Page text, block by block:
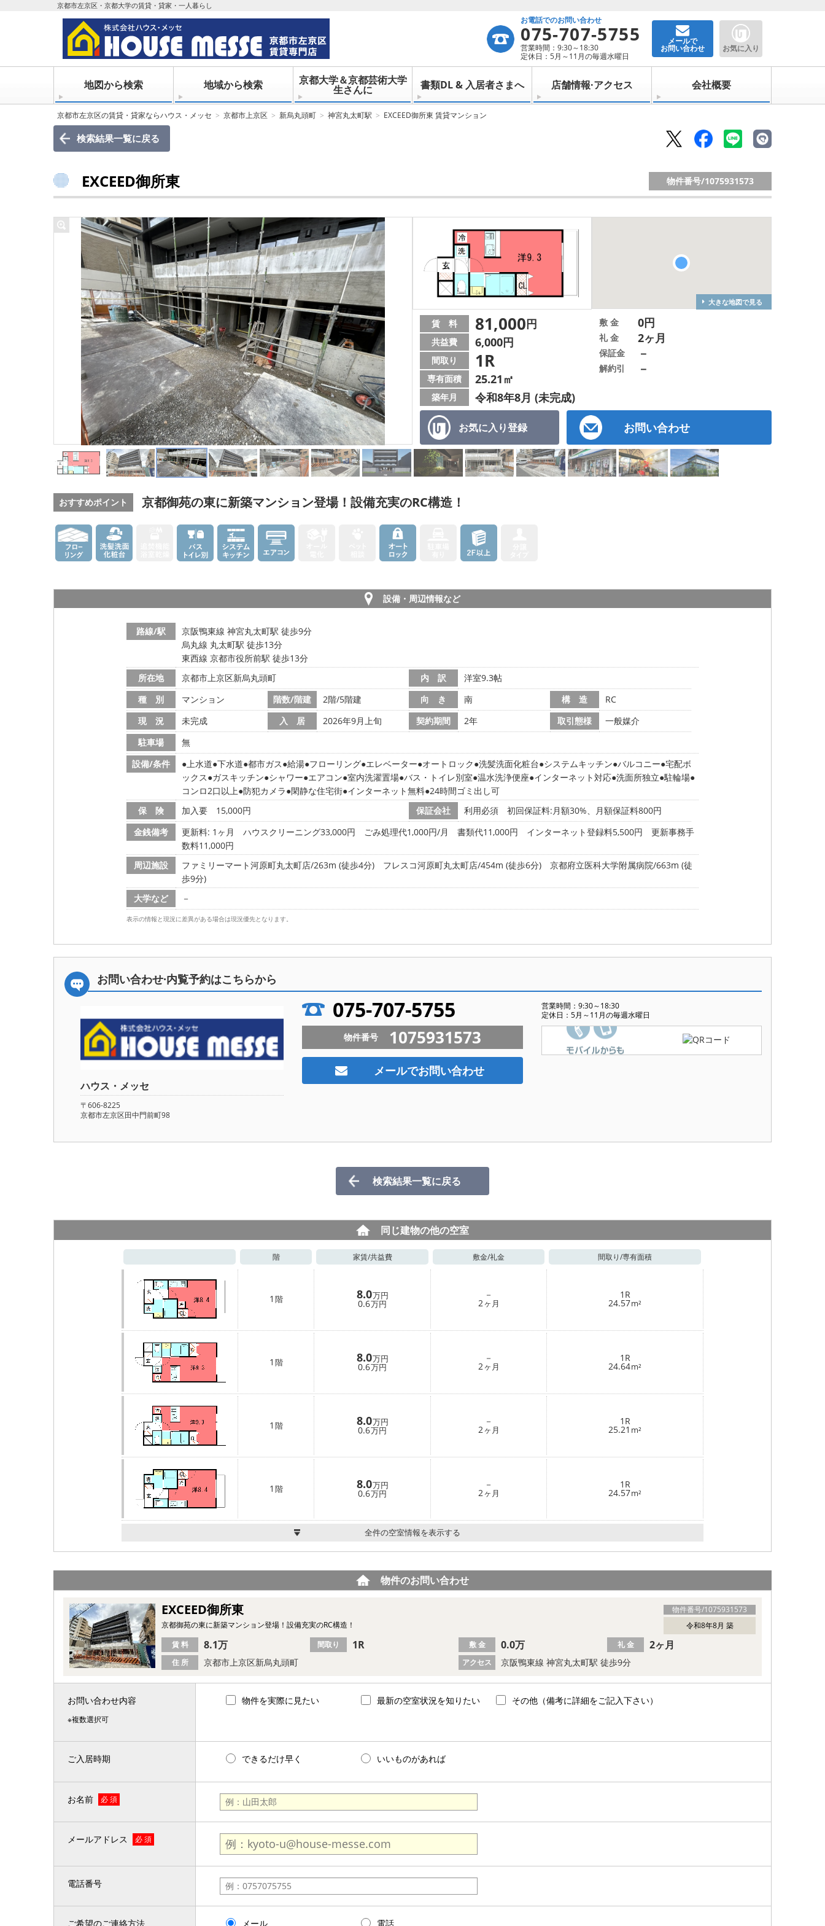
京都市左京区・京都大学の賃貸・貸家・一人暮らし
お電話でのお問い合わせ
075-707-5755
営業時間：9:30～18:30
定休日：5月～11月の毎週水曜日
メールで
お問い合わせ お気に入り
地図から検索 地域から検索 京都大学＆京都芸術大学
生さんに 書類DL & 入居者さまへ 店舗情報·アクセス 会社概要
京都市左京区の賃貸・貸家ならハウス・メッセ 京都市上京区 新烏丸頭町 神宮丸太町駅 EXCEED御所東 賃貸マンション
検索結果一覧に戻る
EXCEED御所東 物件番号/1075931573
大きな地図で見る
お気に入り登録 お問い合わせ
賃 料 81,000円
共益費 6,000円
間取り 1R
専有面積 25.21㎡
築年月 令和8年8月 (未完成)
敷 金 0円
礼 金 2ヶ月
保証金 －
解約引 －
おすすめポイント 京都御苑の東に新築マンション登場！設備充実のRC構造！
設備・周辺情報など
路線/駅
京阪鴨東線 神宮丸太町駅 徒歩9分
烏丸線 丸太町駅 徒歩13分
東西線 京都市役所前駅 徒歩13分
所在地
京都市上京区新烏丸頭町 内 訳
洋室9.3帖
種 別
マンション 階数/階建 2階/5階建 向 き 南 構 造
RC
現 況
未完成 入 居 2026年9月上旬 契約期間 2年 取引態様
一般媒介
駐車場
無
設備/条件
上水道 下水道 都市ガス 給湯 フローリング エレベーター オートロック 洗髪洗面化粧台 システムキッチン バルコニー 宅配ボ
ックス ガスキッチン シャワー エアコン 室内洗濯置場 バス・トイレ別室 温水洗浄便座 インターネット対応 洗面所独立 駐輪場
コンロ2口以上 防犯カメラ 閑静な住宅街 インターネット無料 24時間ゴミ出し可
保 険
加入要 15,000円 保証会社
利用必須 初回保証料:月額30%、月額保証料800円
金銭備考
更新料: 1ヶ月
ハウスクリーニング33,000円 ごみ処理代1,000円/月 書類代11,000円 インターネット登録料5,500円 更新事務手
数料11,000円
周辺施設
ファミリーマート河原町丸太町店/263m (徒歩4分) フレスコ河原町丸太町店/454m (徒歩6分)
京都府立医科大学附属病院/663m (徒
歩9分)
大学など
－
表示の情報と現況に差異がある場合は現況優先となります。
お問い合わせ·内覧予約はこちらから
ハウス・メッセ
〒606-8225
京都市左京区田中門前町98
075-707-5755
営業時間：9:30～18:30
定休日：5月～11月の毎週水曜日
物件番号 1075931573
メールでお問い合わせ
検索結果一覧に戻る
同じ建物の他の空室
階 家賃/共益費 敷金/礼金 間取り/専有面積
1 階 8.0万円
0.6万円
－
2ヶ月
1R
24.57m²
1 階 8.0万円
0.6万円
－
2ヶ月
1R
24.64m²
1 階 8.0万円
0.6万円
－
2ヶ月
1R
25.21 m²
1 階 8.0万円
0.6万円
－
2ヶ月
1R
24.57m²
全件の空室情報を表示する
物件のお問い合わせ
物件番号/1075931573
EXCEED御所東
令和8年8月 築
京都御苑の東に新築マンション登場！設備充実のRC構造！
住 所 京都市上京区新烏丸頭町 アクセス 京阪鴨東線 神宮丸太町駅 徒歩9分
賃 料 8.1万 間取り 1R 敷 金 0.0万 礼 金 2ヶ月
お問い合わせ内容
※複数選択可
物件を実際に見たい 最新の空室状況を知りたい その他（備考に詳細をご記入下さい）
ご入居時期 できるだけ早く いいものがあれば
お名前 必 須
メールアドレス 必 須
電話番号
ご希望のご連絡方法 メール 電話